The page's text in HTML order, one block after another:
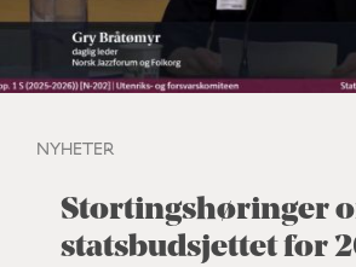
NYHETER
Stortingshøringer
statsbudsjettet for